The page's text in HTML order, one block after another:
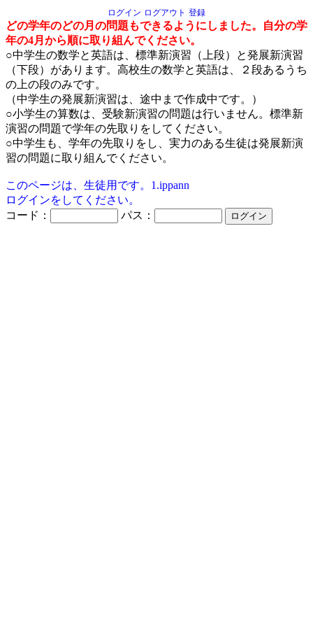
ログイン ログアウト 登録
どの学年のどの月の問題もできるようにしました。自分の学
年の4月から順に取り組んでください。
○中学生の数学と英語は、標準新演習（上段）と発展新演習
（下段）があります。高校生の数学と英語は、２段あるうち
の上の段のみです。
（中学生の発展新演習は、途中まで作成中です。）
○小学生の算数は、受験新演習の問題は行いません。標準新
演習の問題で学年の先取りをしてください。
○中学生も、学年の先取りをし、実力のある生徒は発展新演
習の問題に取り組んでください。
このページは、生徒用です。1.ippann
ログインをしてください。
コード：
パス：